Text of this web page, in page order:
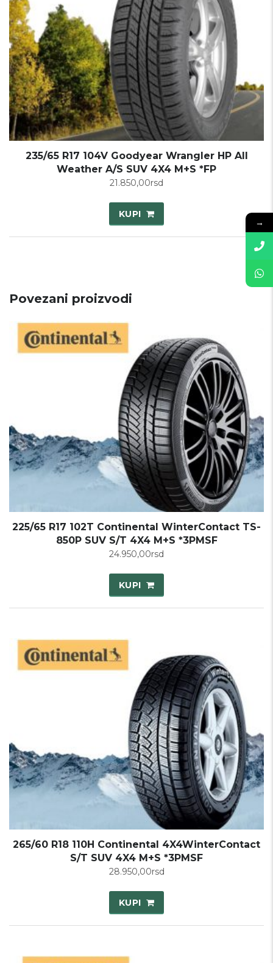
235/65 R17 104V Goodyear Wrangler HP All
Weather A/S SUV 4X4 M+S *FP
21.850,00rsd
KUPI
Povezani proizvodi
225/65 R17 102T Continental WinterContact TS-
850P SUV S/T 4X4 M+S *3PMSF
24.950,00rsd
KUPI
265/60 R18 110H Continental 4X4WinterContact
S/T SUV 4X4 M+S *3PMSF
28.950,00rsd
KUPI
→